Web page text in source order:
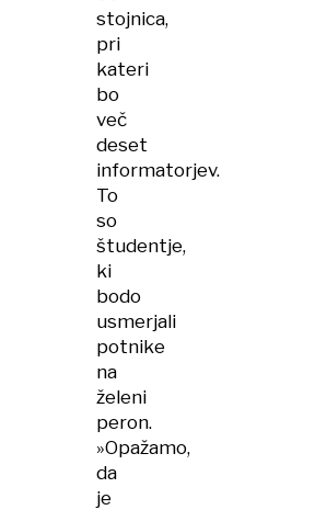
stojnica,
pri
kateri
bo
več
deset
informatorjev.
To
so
študentje,
ki
bodo
usmerjali
potnike
na
želeni
peron.
»Opažamo,
da
je